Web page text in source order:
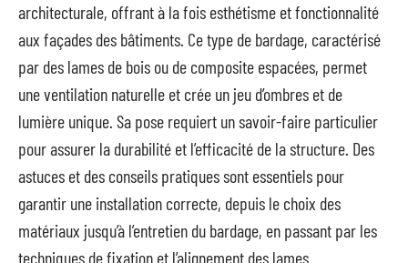
architecturale, offrant à la fois esthétisme et fonctionnalité
aux façades des bâtiments. Ce type de bardage, caractérisé
par des lames de bois ou de composite espacées, permet
une ventilation naturelle et crée un jeu d’ombres et de
lumière unique. Sa pose requiert un savoir-faire particulier
pour assurer la durabilité et l’efficacité de la structure. Des
astuces et des conseils pratiques sont essentiels pour
garantir une installation correcte, depuis le choix des
matériaux jusqu’à l’entretien du bardage, en passant par les
techniques de fixation et l’alignement des lames.